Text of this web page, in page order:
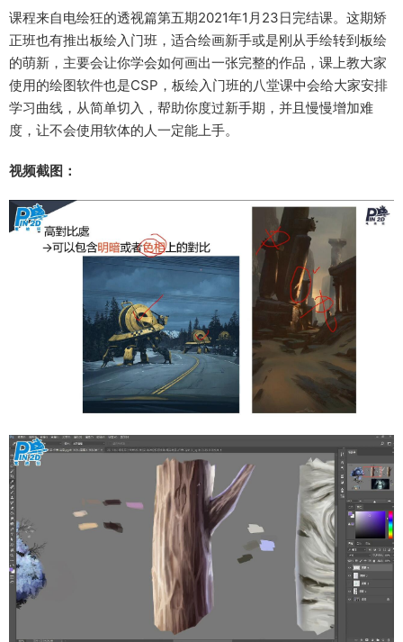
课程来自电绘狂的透视篇第五期2021年1月23日完结课。这期矫
正班也有推出板绘入门班，适合绘画新手或是刚从手绘转到板绘
的萌新，主要会让你学会如何画出一张完整的作品，课上教大家
使用的绘图软件也是CSP，板绘入门班的八堂课中会给大家安排
学习曲线，从简单切入，帮助你度过新手期，并且慢慢增加难
度，让不会使用软体的人一定能上手。
视频截图：